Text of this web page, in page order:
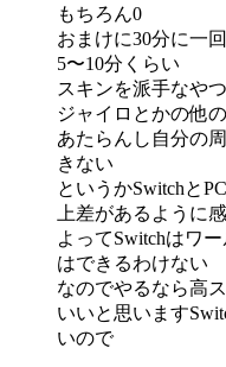
もちろん0
おまけに30分に一
5〜10分くらい
スキンを派手なや
ジャイロとかの他
あたらんし自分の
きない
というかSwitchと
上差があるように
よってSwitchはワ
はできるわけない
なのでやるなら高
いいと思います
いので